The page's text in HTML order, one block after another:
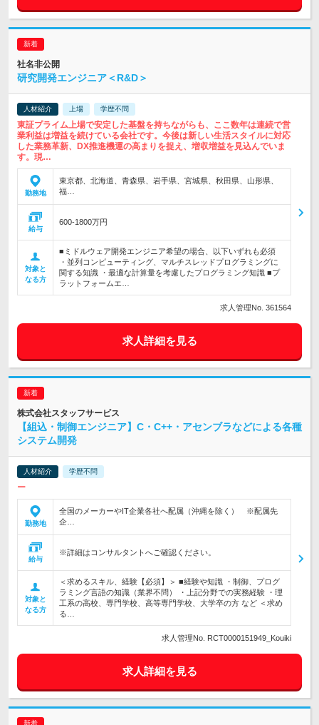
社名非公開
研究開発エンジニア＜R&D＞
人材紹介 上場 学歴不問
東証プライム上場で安定した基盤を持ちながらも、ここ数年は連続で営
業利益は増益を続けている会社です。今後は新しい生活スタイルに対応
した業務革新、DX推進機運の高まりを捉え、増収増益を見込んでいま
す。現…
勤務地
東京都、北海道、青森県、岩手県、宮城県、秋田県、山形県、
福…
給与
600-1800万円
対象と
なる方
■ミドルウェア開発エンジニア希望の場合、以下いずれも必須
・並列コンピューティング、マルチスレッドプログラミングに
関する知識 ・最適な計算量を考慮したプログラミング知識 ■プ
ラットフォームエ…
求人管理No. 361564
求人詳細を見る
株式会社スタッフサービス
【組込・制御エンジニア】C・C++・アセンブラなどによる各種
システム開発
人材紹介 学歴不問
ー
勤務地
全国のメーカーやIT企業各社へ配属（沖縄を除く） ※配属先
企…
給与
※詳細はコンサルタントへご確認ください。
対象と
なる方
＜求めるスキル、経験【必須】＞ ■経験や知識 ・制御、プログ
ラミング言語の知識（業界不問） ・上記分野での実務経験 ・理
工系の高校、専門学校、高等専門学校、大学卒の方 など ＜求め
る…
求人管理No. RCT0000151949_Kouiki
求人詳細を見る